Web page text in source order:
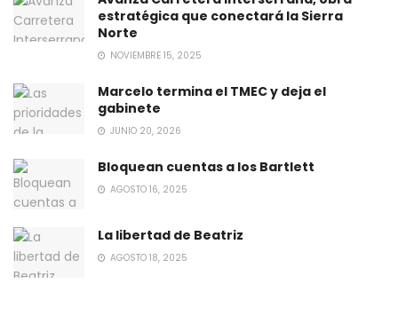
estratégica que conectará la Sierra
Norte
NOVIEMBRE 15, 2025
Marcelo termina el TMEC y deja el
gabinete
JUNIO 20, 2026
Bloquean cuentas a los Bartlett
AGOSTO 16, 2025
La libertad de Beatriz
AGOSTO 18, 2025